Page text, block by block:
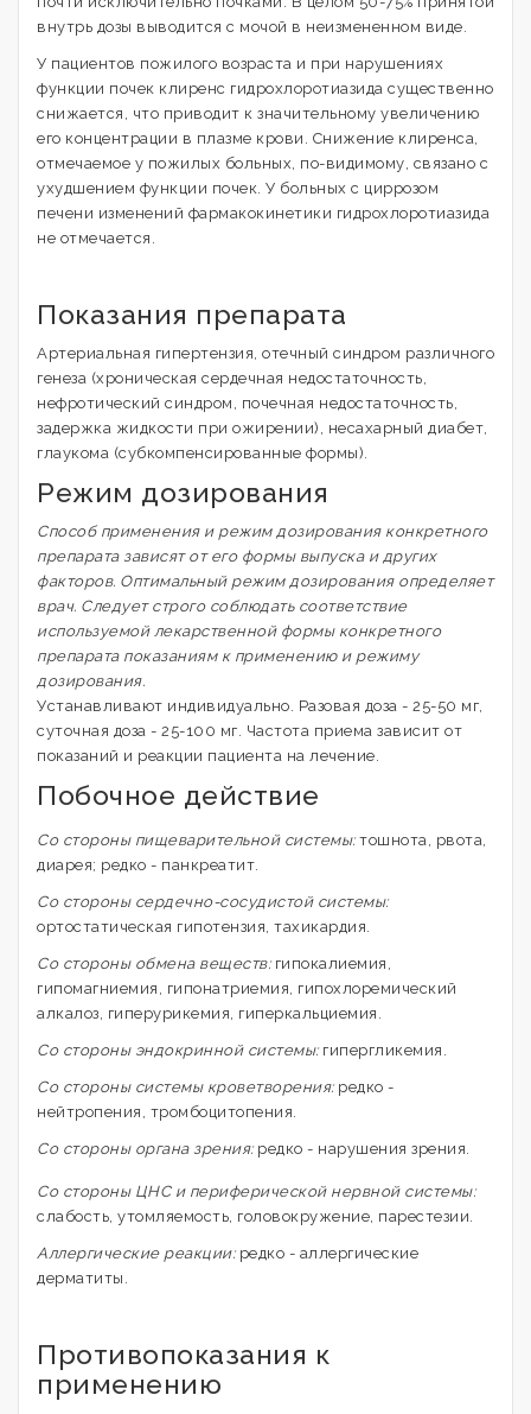
внутрь дозы выводится с мочой в неизмененном виде.
У пациентов пожилого возраста и при нарушениях
функции почек клиренс гидрохлоротиазида существенно
снижается, что приводит к значительному увеличению
его концентрации в плазме крови. Снижение клиренса,
отмечаемое у пожилых больных, по-видимому, связано с
ухудшением функции почек. У больных с циррозом
печени изменений фармакокинетики гидрохлоротиазида
не отмечается.
Показания препарата
Артериальная гипертензия, отечный синдром различного
генеза (хроническая сердечная недостаточность,
нефротический синдром, почечная недостаточность,
задержка жидкости при ожирении), несахарный диабет,
глаукома (субкомпенсированные формы).
Режим дозирования
Способ применения и режим дозирования конкретного
препарата зависят от его формы выпуска и других
факторов. Оптимальный режим дозирования определяет
врач. Следует строго соблюдать соответствие
используемой лекарственной формы конкретного
препарата показаниям к применению и режиму
дозирования.
Устанавливают индивидуально. Разовая доза - 25-50 мг,
суточная доза - 25-100 мг. Частота приема зависит от
показаний и реакции пациента на лечение.
Побочное действие
Со стороны пищеварительной системы:тошнота, рвота,
диарея; редко - панкреатит.
Со стороны сердечно-сосудистой системы:
ортостатическая гипотензия, тахикардия.
Со стороны обмена веществ:гипокалиемия,
гипомагниемия, гипонатриемия, гипохлоремический
алкалоз, гиперурикемия, гиперкальциемия.
Со стороны эндокринной системы:гипергликемия.
Со стороны системы кроветворения:редко -
нейтропения, тромбоцитопения.
Со стороны органа зрения:редко - нарушения зрения.
Со стороны ЦНС и периферической нервной системы:
слабость, утомляемость, головокружение, парестезии.
Аллергические реакции:редко - аллергические
дерматиты.
Противопоказания к
применению